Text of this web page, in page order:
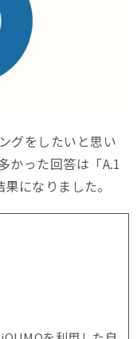
グをしたいと思い
かった回答は「A.1
になりました。